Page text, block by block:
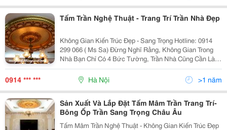
Tấm Trần Nghệ Thuật - Trang Trí Trần Nhà Đẹp
Không Gian Kiến Trúc Đẹp - Sang Trọng Hotline: 0914
299 066 ( Ms Sa) Đừng Nghĩ Rằng, Không Gian Trong
Nhà Bạn Chỉ Có 4 Bức Tường, Trần Nhà Cũng Cần Làm
Đẹp Và Trang Trí Nữa Đấy . Trang Trí Trần Nhà Đôi Khi
Lại Giúp Bạn Nghĩ Ra Nhiều Ý Tưởng Sán
0914 *** *** Hà Nội >1 năm
Sản Xuất Và Lắp Đặt Tấm Mâm Trần Trang Trí-
Bông Ốp Trần Sang Trọng Châu Âu
Tấm Mâm Trần Nghệ Thuật - Không Gian Kiến Trúc Đẹp